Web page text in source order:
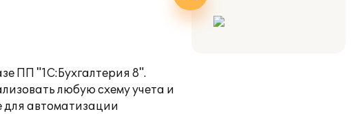
ПП "1С:Бухгалтерия 8".
любую схему учета и
для автоматизации